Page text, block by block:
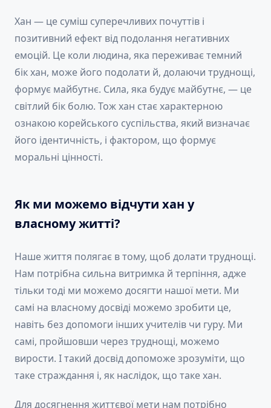
Хан — це суміш суперечливих почуттів і
позитивний ефект від подолання негативних
емоцій. Це коли людина, яка переживає темний
бік хан, може його подолати й, долаючи труднощі,
формує майбутнє. Сила, яка будує майбутнє, — це
світлий бік болю. Тож хан стає характерною
ознакою корейського суспільства, який визначає
його ідентичність, і фактором, що формує
моральні цінності.
Як ми можемо відчути хан у
власному житті?
Наше життя полягає в тому, щоб долати труднощі.
Нам потрібна сильна витримка й терпіння, адже
тільки тоді ми можемо досягти нашої мети. Ми
самі на власному досвіді можемо зробити це,
навіть без допомоги інших учителів чи гуру. Ми
самі, пройшовши через труднощі, можемо
вирости. І такий досвід допоможе зрозуміти, що
таке страждання і, як наслідок, що таке хан.
Для досягнення життєвої мети нам потрібно